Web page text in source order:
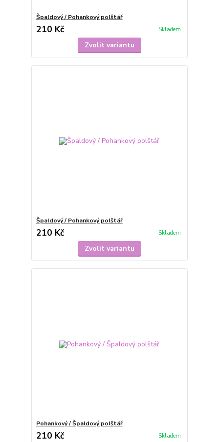
Špaldový / Pohankový polštář
210 Kč Skladem
Zvolit variantu
Špaldový / Pohankový polštář
210 Kč Skladem
Zvolit variantu
Pohankový / Špaldový polštář
210 Kč Skladem